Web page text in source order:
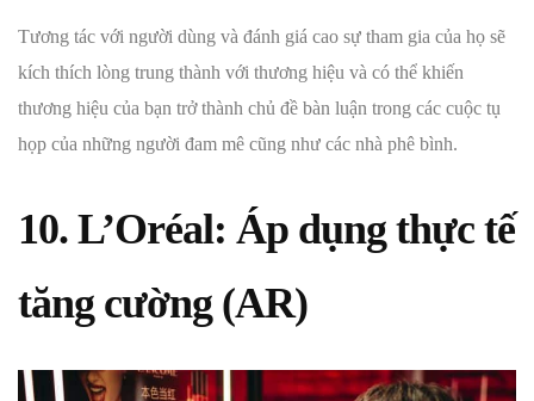
Tương tác với người dùng và đánh giá cao sự tham gia của họ sẽ
kích thích lòng trung thành với thương hiệu và có thể khiến
thương hiệu của bạn trở thành chủ đề bàn luận trong các cuộc tụ
họp của những người đam mê cũng như các nhà phê bình.
10. L’Oréal: Áp dụng thực tế
tăng cường (AR)